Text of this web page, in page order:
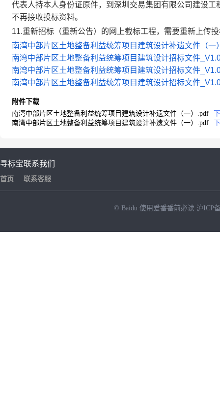
代表人持本人身份证原件，到深圳交易集团有限公司建设
不再接收投标资料。
11.重新招标（重新公告）的网上截标工程，需要重新上传
南湾中部片区土地整备利益统筹项目建筑设计补遗文件（一
南湾中部片区土地整备利益统筹项目建筑设计招标文件
南湾中部片区土地整备利益统筹项目建筑设计招标文件
南湾中部片区土地整备利益统筹项目建筑设计招标文件
附件下载
南湾中部片区土地整备利益统筹项目建筑设计补遗文件（一）.pdf
南湾中部片区土地整备利益统筹项目建筑设计补遗文件（一）.pdf
寻标宝
首页
联系我们
联系客服
© Baidu 使用爱番番前必读 沪ICP